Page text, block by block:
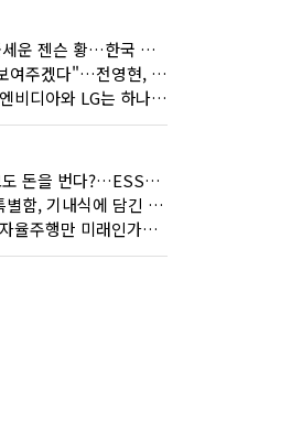
총수들 줄세운 젠슨 황…한국 산업계 새판 짰다
"결과로 보여주겠다"…전영현, 젠슨 황과 HBM5 논의
젠슨 황 "엔비디아와 LG는 하나의 거대한 팀"
전기 창고도 돈을 번다?…ESS의 '두뇌' EMO가 뭐길래
하늘 위 특별함, 기내식에 담긴 기술의 세계
"도로 위 자율주행만 미래인가요"…진흙탕서 길 내는 HD현대 AI 기술